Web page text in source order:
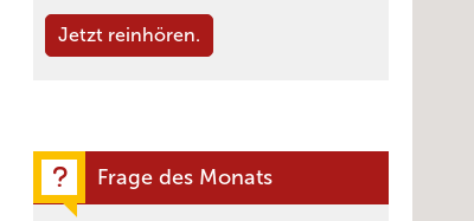
Jetzt reinhören.
Frage des Monats